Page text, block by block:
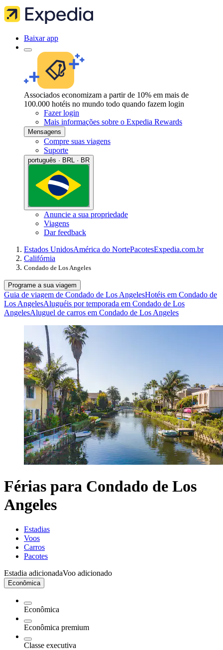
Baixar app
Associados economizam a partir de 10% em mais de
100.000 hotéis no mundo todo quando fazem login
Fazer login
Mais informações sobre o Expedia Rewards
Mensagens
Compre suas viagens
Suporte
português · BRL · BR
Anuncie a sua propriedade
Viagens
Dar feedback
Estados UnidosAmérica do NortePacotesExpedia.com.br
Califórnia
Condado de Los Angeles
Programe a sua viagem
Guia de viagem de Condado de Los AngelesHotéis em Condado de
Los AngelesAluguéis por temporada em Condado de Los
AngelesAluguel de carros em Condado de Los Angeles
Férias para Condado de Los
Angeles
Estadias
Voos
Carros
Pacotes
Estadia adicionadaVoo adicionado
Econômica
Econômica
Econômica premium
Classe executiva